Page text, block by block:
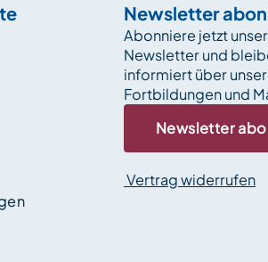
Newsletter
Abonniere jetzt
Newsletter und
informiert über
Fortbildungen und
Newsletter
Vertrag widerrufen